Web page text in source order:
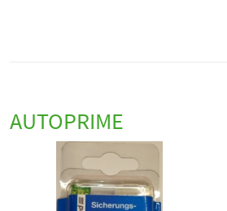
AUTOPRIME